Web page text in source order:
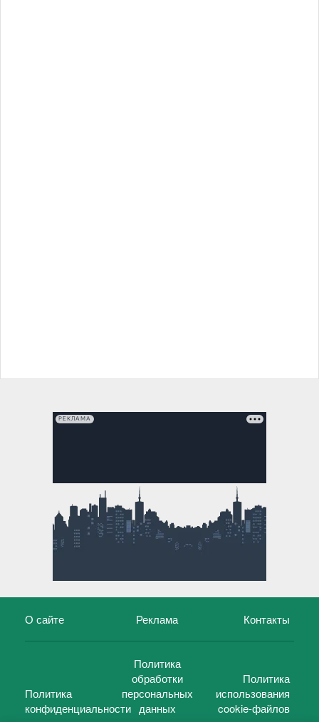
РЕКЛАМА
О сайте Реклама Контакты
Политика
конфиденциальности
Политика
обработки
персональных
данных
Политика
использования
cookie-файлов